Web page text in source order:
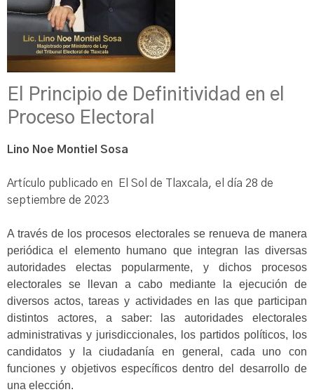
El Principio de Definitividad en el
Proceso Electoral
Lino Noe Montiel Sosa
Artículo publicado en El Sol de Tlaxcala, el día 28 de
septiembre de 2023
A través de los procesos electorales se renueva de manera
periódica el elemento humano que integran las diversas
autoridades electas popularmente, y dichos procesos
electorales se llevan a cabo mediante la ejecución de
diversos actos, tareas y actividades en las que participan
distintos actores, a saber: las autoridades electorales
administrativas y jurisdiccionales, los partidos políticos, los
candidatos y la ciudadanía en general, cada uno con
funciones y objetivos específicos dentro del desarrollo de
una elección.